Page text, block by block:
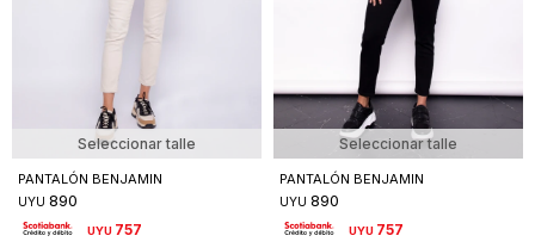
Seleccionar talle
PANTALÓN BENJAMIN
UYU 890
UYU 757
Seleccionar talle
PANTALÓN BENJAMIN
UYU 890
UYU 757